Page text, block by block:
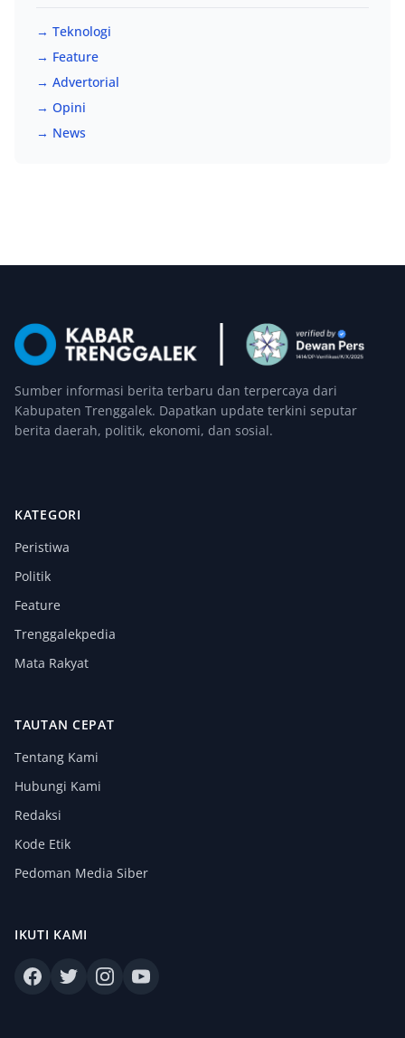
→ Teknologi
→ Feature
→ Advertorial
→ Opini
→ News
Sumber informasi berita terbaru dan terpercaya dari
Kabupaten Trenggalek. Dapatkan update terkini seputar
berita daerah, politik, ekonomi, dan sosial.
KATEGORI
Peristiwa
Politik
Feature
Trenggalekpedia
Mata Rakyat
TAUTAN CEPAT
Tentang Kami
Hubungi Kami
Redaksi
Kode Etik
Pedoman Media Siber
IKUTI KAMI